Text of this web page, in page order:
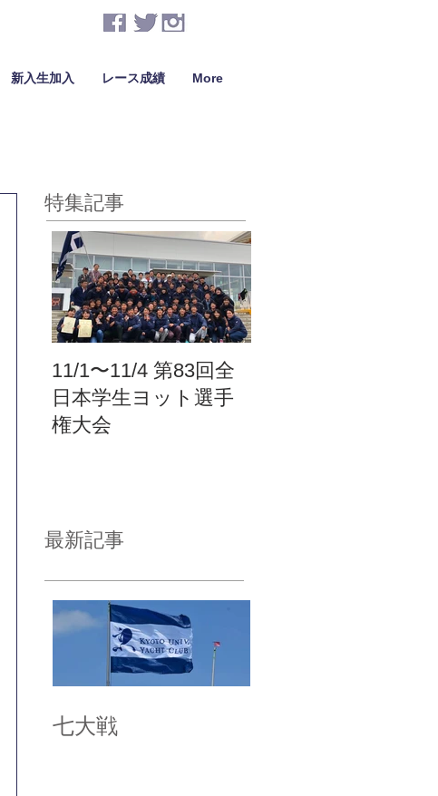
新入生加入 レース成績 More
特集記事
11/1〜11/4 第83回全
日本学生ヨット選手
権大会
最新記事
七大戦